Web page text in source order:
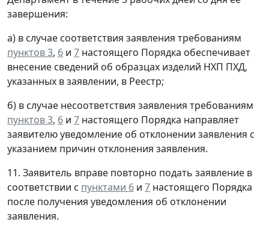
завершения:
а) в случае соответствия заявления требованиям
пунктов 3, 6 и 7 настоящего Порядка обеспечивает
внесение сведений об образцах изделий НХП ПХД,
указанных в заявлении, в Реестр;
б) в случае несоответствия заявления требованиям
пунктов 3, 6 и 7 настоящего Порядка направляет
заявителю уведомление об отклонении заявления с
указанием причин отклонения заявления.
11. Заявитель вправе повторно подать заявление в
соответствии с пунктами 6 и 7 настоящего Порядка
после получения уведомления об отклонении
заявления.